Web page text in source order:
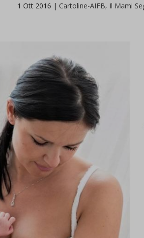
1 Ott 2016 | Cartoline-AIFB, Il Mami